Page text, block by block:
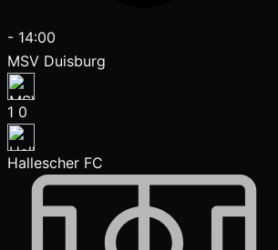
- 14:00
MSV Duisburg
1 0
Hallescher FC